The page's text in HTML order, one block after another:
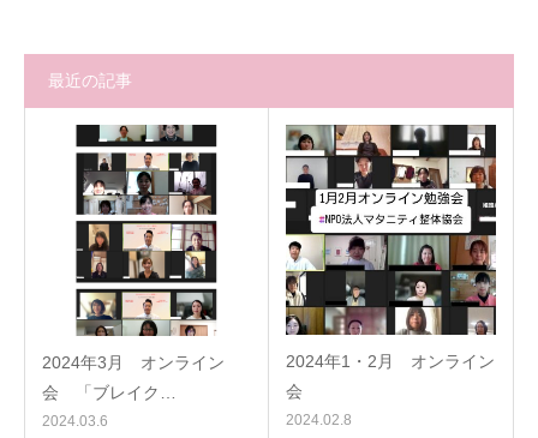
最近の記事
2024年3月 オンライン
会 「ブレイク…
2024.03.6
2024年1・2月 オンライン
会
2024.02.8